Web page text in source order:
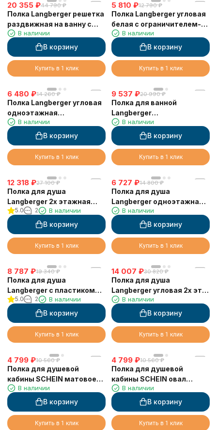
20 355 ₽44 790 ₽
Полка Langberger решетка
раздвижная на ванну с
резиновыми
протекторами 79260
В наличии
В корзину
Купить в 1 клик
5 810 ₽12 790 ₽
Полка Langberger угловая
белая с ограничителем-
скребок 73451-WH
В наличии
В корзину
Купить в 1 клик
6 480 ₽14 260 ₽
Полка Langberger угловая
одноэтажная
хромированная 75260
В наличии
В корзину
Купить в 1 клик
9 537 ₽20 990 ₽
Полка для ванной
Langberger
хромированная к стене 2-
х этажная 10860I
В наличии
В корзину
Купить в 1 клик
12 318 ₽27 100 ₽
Полка для душа
Langberger 2х этажная
прямая с пластиком
75762
5.0 2 В наличии
В корзину
Купить в 1 клик
6 727 ₽14 800 ₽
Полка для душа
Langberger одноэтажная
угловая с пластиком
75660
В наличии
В корзину
Купить в 1 клик
8 787 ₽19 340 ₽
Полка для душа
Langberger с пластиком
75560
5.0 2 В наличии
В корзину
Купить в 1 клик
14 007 ₽30 820 ₽
Полка для душа
Langberger угловая 2х эт. с
пластиком 75862
В наличии
В корзину
Купить в 1 клик
4 799 ₽10 560 ₽
Полка для душевой
кабины SCHEIN матовое
золото (9327BG)
В наличии
В корзину
Купить в 1 клик
4 799 ₽10 560 ₽
Полка для душевой
кабины SCHEIN овал
(9312CH)
В наличии
В корзину
Купить в 1 клик